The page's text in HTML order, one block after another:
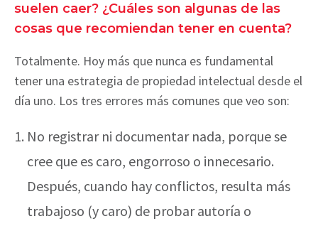
suelen caer? ¿Cuáles son algunas de las
cosas que recomiendan tener en cuenta?
Totalmente. Hoy más que nunca es fundamental
tener una estrategia de propiedad intelectual desde el
día uno. Los tres errores más comunes que veo son:
No registrar ni documentar nada, porque se
cree que es caro, engorroso o innecesario.
Después, cuando hay conflictos, resulta más
trabajoso (y caro) de probar autoría o